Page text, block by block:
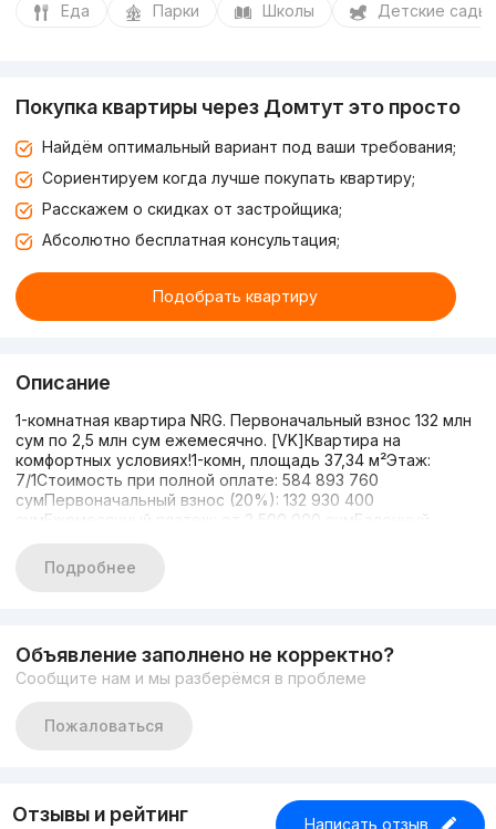
Еда Парки Школы Детские сады
Покупка квартиры через Домтут это просто
Найдём оптимальный вариант под ваши требования;
Сориентируем когда лучше покупать квартиру;
Расскажем о скидках от застройщика;
Абсолютно бесплатная консультация;
Подобрать квартиру
Описание
1-комнатная квартира NRG. Первоначальный взнос 132 млн
сум по 2,5 млн сум ежемесячно. [VK]Квартира на
комфортных условиях!1-комн, площадь 37,34 м²Этаж:
7/1Стоимость при полной оплате: 584 893 760
сумПервоначальный взнос (20%): 132 930 400
сумЕжемесячный платеж: от 2 500 000 сумБалонный
10% от стоимости- для 3-комнатных квартир — 5% от
стоимостиОставшаяся сумма оплачивается при получении
Подробнее
Объявление заполнено не корректно?
Сообщите нам и мы разберёмся в проблеме
Пожаловаться
Отзывы и рейтинг Написать отзыв